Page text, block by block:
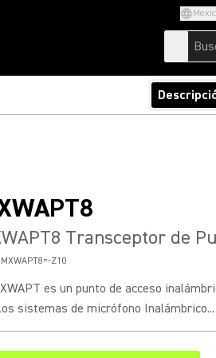
Transceptor de
MXWAPT8=-Z10
es un punto de acceso
sistemas de micrófono Inalámbrico...